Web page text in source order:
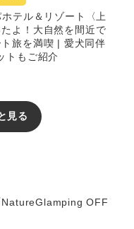
テル＆リゾート〈上
よ！大自然を間近で
旅を満喫 | 愛犬同伴
トもご紹介
見る
NatureGlamping OFF